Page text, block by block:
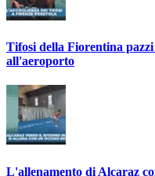
Tifosi della Fiorentina
all'aeroporto
L'allenamento di Alcaraz